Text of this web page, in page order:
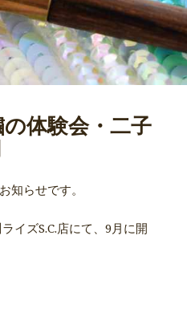
体験会・二子
知らせです。
イズS.C.店にて、9月に開